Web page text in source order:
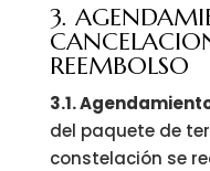
3.
REEMBOLSO
3.1.
del paquete de
constelación se